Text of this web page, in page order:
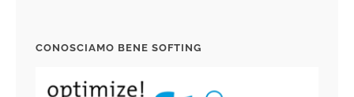
CONOSCIAMO BENE SOFTING